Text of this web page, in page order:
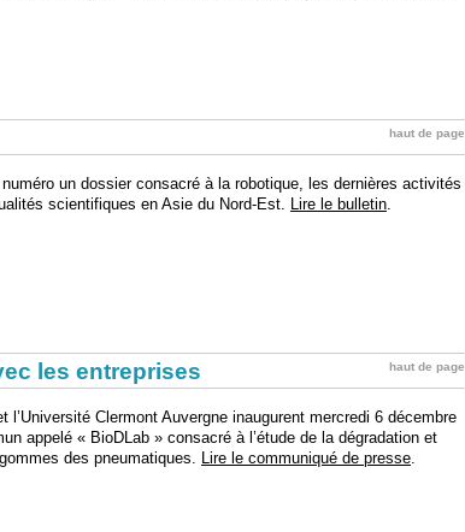
haut de page
un dossier consacré à la robotique, les dernières activités
scientifiques en Asie du Nord-Est. Lire le bulletin.
les entreprises haut de page
l’Université Clermont Auvergne inaugurent mercredi 6 décembre
appelé « BioDLab » consacré à l’étude de la dégradation et
des pneumatiques. Lire le communiqué de presse.